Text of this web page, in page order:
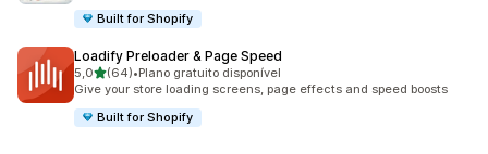
Built for Shopify
Loadify Preloader & Page Speed
5,0de 5 estrelas
(64)
64 total de avaliações
•Plano gratuito disponível
Give your store loading screens, page effects and speed boosts
Built for Shopify